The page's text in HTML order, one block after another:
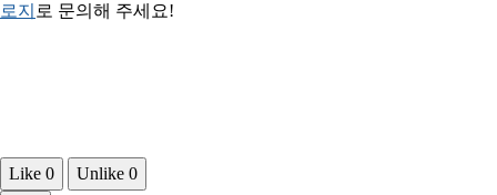
로지​​ 로 문의해 주세요!
Like 0 Unlike 0